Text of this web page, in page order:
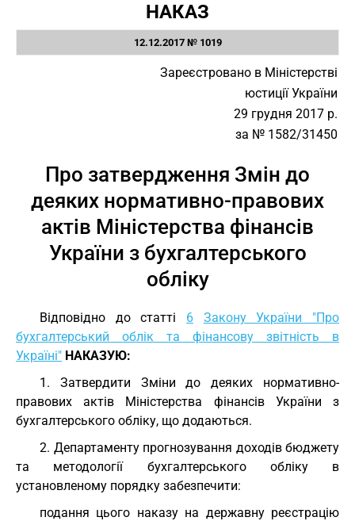
НАКАЗ
12.12.2017 № 1019
Зареєстровано в Міністерстві
юстиції України
29 грудня 2017 р.
за № 1582/31450
Про затвердження Змін до
деяких нормативно-правових
актів Міністерства фінансів
України з бухгалтерського
обліку
Відповідно до статті 6
Закону України "Про
бухгалтерський облік та фінансову звітність в
Україні" НАКАЗУЮ:
1. Затвердити Зміни до деяких нормативно-
правових актів Міністерства фінансів України з
бухгалтерського обліку, що додаються.
2. Департаменту прогнозування доходів бюджету
та методології бухгалтерського обліку в
установленому порядку забезпечити:
подання цього наказу на державну реєстрацію